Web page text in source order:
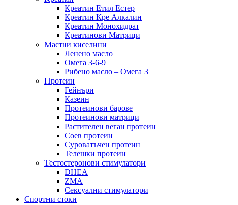
Креатин Етил Естер
Креатин Кре Алкалин
Креатин Монохидрат
Креатинови Матрици
Мастни киселини
Ленено масло
Омега 3-6-9
Рибено масло – Омега 3
Протеин
Гейнъри
Казеин
Протеинови барове
Протеинови матрици
Растителен веган протеин
Соев протеин
Суроватъчен протеин
Телешки протеин
Тестостеронови стимулатори
DHEA
ZMA
Сексуални стимулатори
Спортни стоки